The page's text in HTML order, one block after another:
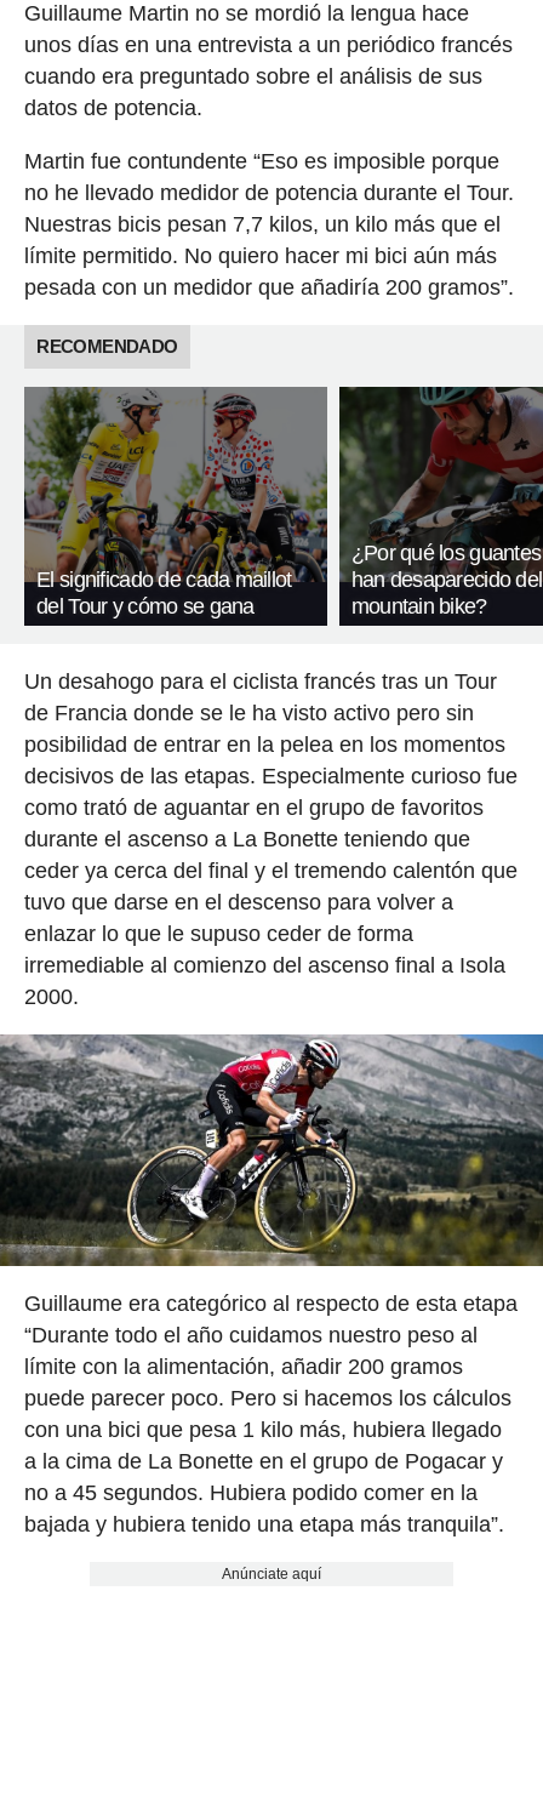
Guillaume Martin no se mordió la lengua hace
unos días en una entrevista a un periódico francés
cuando era preguntado sobre el análisis de sus
datos de potencia.
Martin fue contundente “Eso es imposible porque
no he llevado medidor de potencia durante el Tour.
Nuestras bicis pesan 7,7 kilos, un kilo más que el
límite permitido. No quiero hacer mi bici aún más
pesada con un medidor que añadiría 200 gramos”.
RECOMENDADO
El significado de cada maillot
del Tour y cómo se gana
¿Por qué los
han desaparecido del
mountain bike?
Un desahogo para el ciclista francés tras un Tour
de Francia donde se le ha visto activo pero sin
posibilidad de entrar en la pelea en los momentos
decisivos de las etapas. Especialmente curioso fue
como trató de aguantar en el grupo de favoritos
durante el ascenso a La Bonette teniendo que
ceder ya cerca del final y el tremendo calentón que
tuvo que darse en el descenso para volver a
enlazar lo que le supuso ceder de forma
irremediable al comienzo del ascenso final a Isola
2000.
Guillaume era categórico al respecto de esta etapa
“Durante todo el año cuidamos nuestro peso al
límite con la alimentación, añadir 200 gramos
puede parecer poco. Pero si hacemos los cálculos
con una bici que pesa 1 kilo más, hubiera llegado
a la cima de La Bonette en el grupo de Pogacar y
no a 45 segundos. Hubiera podido comer en la
bajada y hubiera tenido una etapa más tranquila”.
Anúnciate aquí